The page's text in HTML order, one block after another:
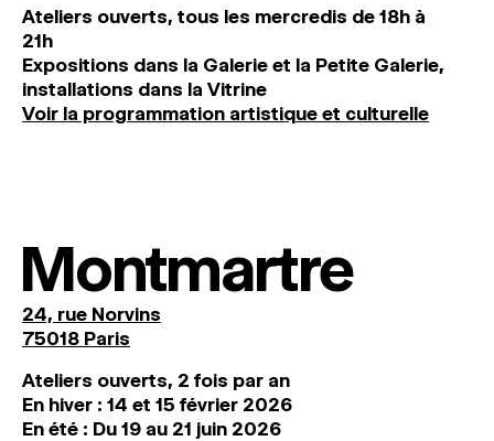
Ateliers ouverts, tous les mercredis de 18h à
21h
Expositions dans la Galerie et la Petite Galerie,
installations dans la Vitrine
Voir la programmation artistique et culturelle
Montmartre
24, rue Norvins
75018 Paris
Ateliers ouverts, 2 fois par an
En hiver : 14 et 15 février 2026
En été : Du 19 au 21 juin 2026